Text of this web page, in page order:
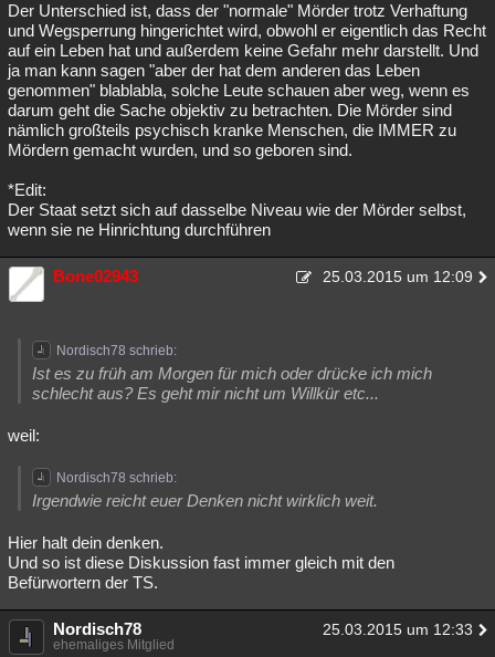
Der Unterschied ist, dass der "normale" Mörder trotz Verhaftung
und Wegsperrung hingerichtet wird, obwohl er eigentlich das Recht
auf ein Leben hat und außerdem keine Gefahr mehr darstellt. Und
ja man kann sagen "aber der hat dem anderen das Leben
genommen" blablabla, solche Leute schauen aber weg, wenn es
darum geht die Sache objektiv zu betrachten. Die Mörder sind
nämlich großteils psychisch kranke Menschen, die IMMER zu
Mördern gemacht wurden, und so geboren sind.
*Edit:
Der Staat setzt sich auf dasselbe Niveau wie der Mörder selbst,
wenn sie ne Hinrichtung durchführen
Bone02943 25.03.2015 um 12:09
Nordisch78 schrieb:
Ist es zu früh am Morgen für mich oder drücke ich mich
schlecht aus? Es geht mir nicht um Willkür etc...
weil:
Nordisch78 schrieb:
Irgendwie reicht euer Denken nicht wirklich weit.
Hier halt dein denken.
Und so ist diese Diskussion fast immer gleich mit den
Befürwortern der TS.
Nordisch78 25.03.2015 um 12:33
ehemaliges Mitglied